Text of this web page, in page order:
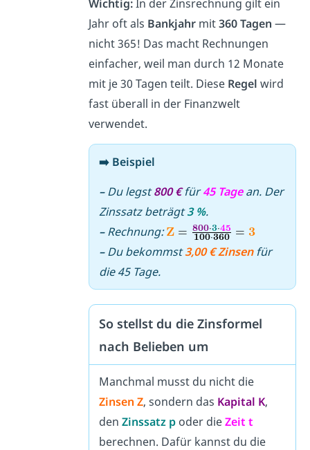
Wichtig:In der Zinsrechnung gilt ein
Jahr oft als Bankjahr mit360 Tagen —
nicht 365! Das macht Rechnungen
einfacher, weil man durch 12 Monate
mit je 30 Tagen teilt. Diese Regel wird
fast überall in der Finanzwelt
verwendet.
➡️ Beispiel
–Du legst800 €für45 Tagean. Der
Zinssatz beträgt3 %.
–Rechnung:
–Du bekommst3,00 € Zinsenfür
die 45 Tage.
So stellst du die Zinsformel
nach Belieben um
Manchmal musst du nicht die
Zinsen Z, sondern das Kapital K,
denZinssatz p oder dieZeit t
berechnen. Dafür kannst du die